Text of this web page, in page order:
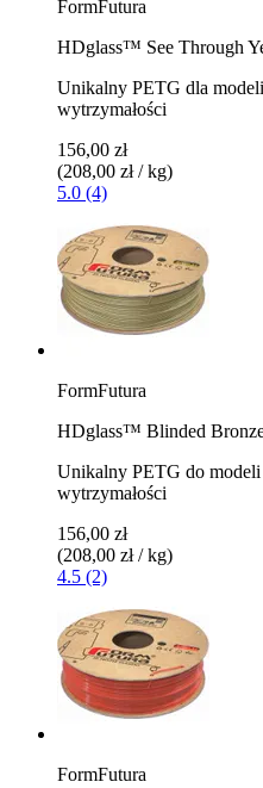
FormFutura
HDglass™ See Through
Unikalny PETG dla
wytrzymałości
156,00 zł
(208,00 zł / kg)
5.0 (4)
FormFutura
HDglass™ Blinded
Unikalny PETG do
wytrzymałości
156,00 zł
(208,00 zł / kg)
4.5 (2)
FormFutura